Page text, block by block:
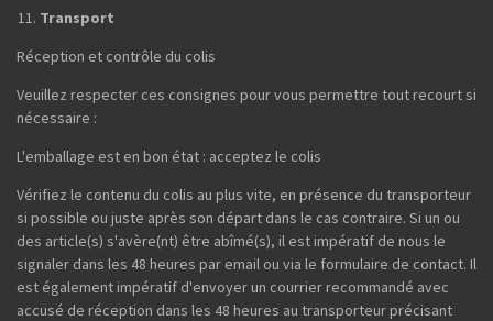
Transport
Réception et contrôle du colis
Veuillez respecter ces consignes pour vous permettre tout recourt si
nécessaire :
L'emballage est en bon état : acceptez le colis
Vérifiez le contenu du colis au plus vite, en présence du transporteur
si possible ou juste après son départ dans le cas contraire. Si un ou
des article(s) s'avère(nt) être abîmé(s), il est impératif de nous le
signaler dans les 48 heures par email ou via le formulaire de contact. Il
est également impératif d'envoyer un courrier recommandé avec
accusé de réception dans les 48 heures au transporteur précisant